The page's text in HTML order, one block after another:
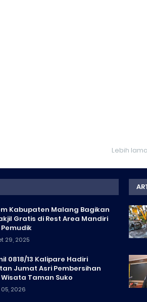
Lebih lama
Kabupaten Malang Bagikan
Gratis di Rest Area Mandiri
29, 2025
0818/13 Kalipare Hadiri
Jumat Asri Pembersihan
Taman Suko
2026